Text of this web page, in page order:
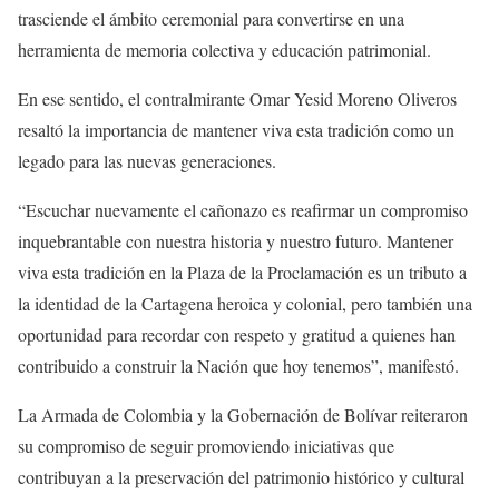
trasciende el ámbito ceremonial para convertirse en una
herramienta de memoria colectiva y educación patrimonial.
En ese sentido, el contralmirante Omar Yesid Moreno Oliveros
resaltó la importancia de mantener viva esta tradición como un
legado para las nuevas generaciones.
“Escuchar nuevamente el cañonazo es reafirmar un compromiso
inquebrantable con nuestra historia y nuestro futuro. Mantener
viva esta tradición en la Plaza de la Proclamación es un tributo a
la identidad de la Cartagena heroica y colonial, pero también una
oportunidad para recordar con respeto y gratitud a quienes han
contribuido a construir la Nación que hoy tenemos”, manifestó.
La Armada de Colombia y la Gobernación de Bolívar reiteraron
su compromiso de seguir promoviendo iniciativas que
contribuyan a la preservación del patrimonio histórico y cultural